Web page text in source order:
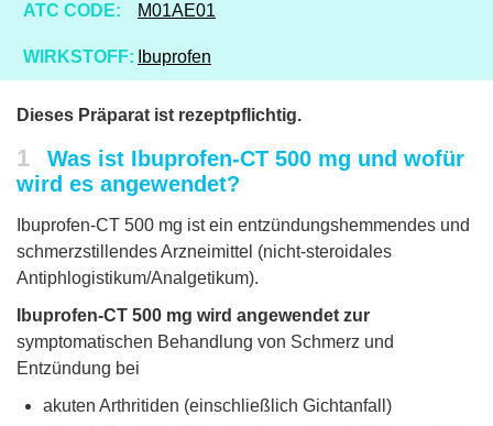
ATC CODE: M01AE01
WIRKSTOFF: Ibuprofen
Dieses Präparat ist rezeptpflichtig.
1
Was ist Ibuprofen-CT 500 mg und wofür
wird es angewendet?
Ibuprofen-CT 500 mg ist ein entzündungshemmendes und
schmerzstillendes Arzneimittel (nicht-steroidales
Antiphlogistikum/Analgetikum).
Ibuprofen-CT 500 mg wird angewendet zur
symptomatischen Behandlung von Schmerz und
Entzündung bei
akuten Arthritiden (einschließlich Gichtanfall)